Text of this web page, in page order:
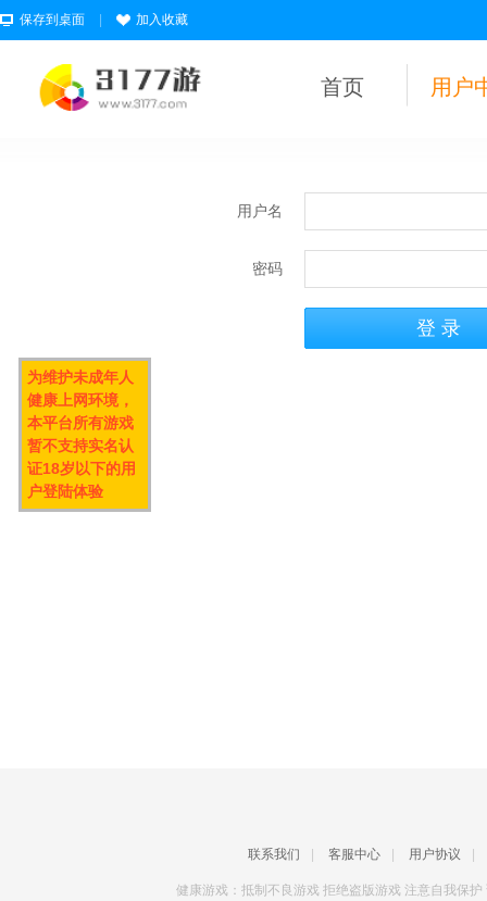
保存到桌面 加入收藏
首页 用户
用户名
密码
联系我们 客服中心 用户协议
健康游戏：抵制不良游戏 拒绝盗版游戏 注意自我保
为维护未成年人
健康上网环境，
本平台所有游戏
暂不支持实名认
证18岁以下的用
户登陆体验